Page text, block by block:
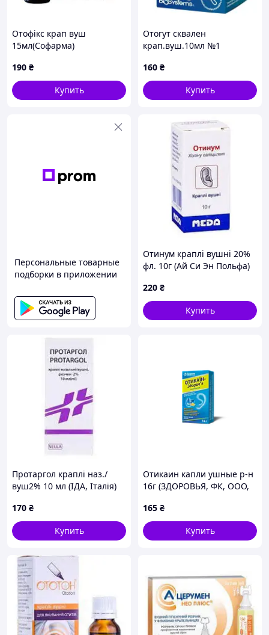
Отофікс крап вуш
15мл(Софарма)
190 ₴
Купить
Отогут сквален
крап.вуш.10мл №1
160 ₴
Купить
Персональные товарные
подборки в приложении
Отинум краплі вушні 20%
фл. 10г (Ай Си Эн Польфа)
220 ₴
Купить
Протаргол краплі наз./
вуш2% 10 мл (ІДА, Італія)
170 ₴
Купить
Отикаин капли ушные р-н
16г (ЗДОРОВЬЯ, ФК, ООО,
165 ₴
Купить